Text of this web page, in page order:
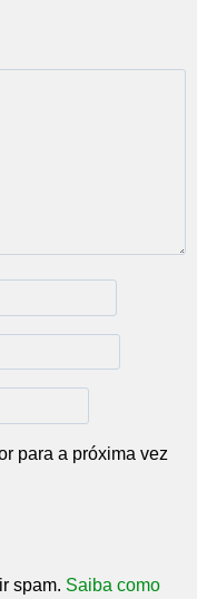
para a próxima vez
spam. Saiba como